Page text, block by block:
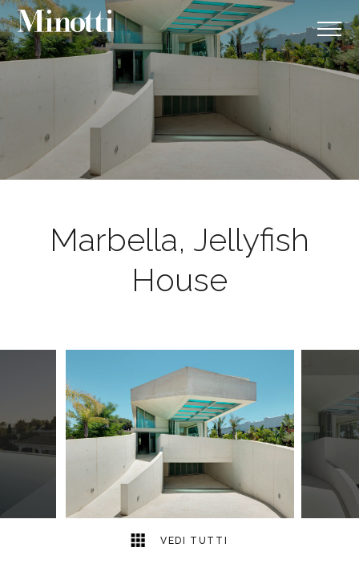
Marbella, Jellyfish
House
VEDI TUTTI
8 2